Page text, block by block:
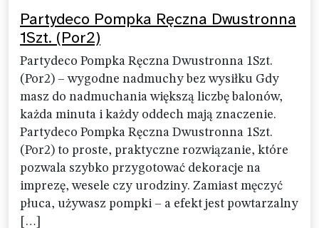
Partydeco Pompka Ręczna Dwustronna
1Szt. (Por2)
Partydeco Pompka Ręczna Dwustronna 1Szt.
(Por2) – wygodne nadmuchy bez wysiłku Gdy
masz do nadmuchania większą liczbę balonów,
każda minuta i każdy oddech mają znaczenie.
Partydeco Pompka Ręczna Dwustronna 1Szt.
(Por2) to proste, praktyczne rozwiązanie, które
pozwala szybko przygotować dekoracje na
imprezę, wesele czy urodziny. Zamiast męczyć
płuca, używasz pompki – a efekt jest powtarzalny
[…]